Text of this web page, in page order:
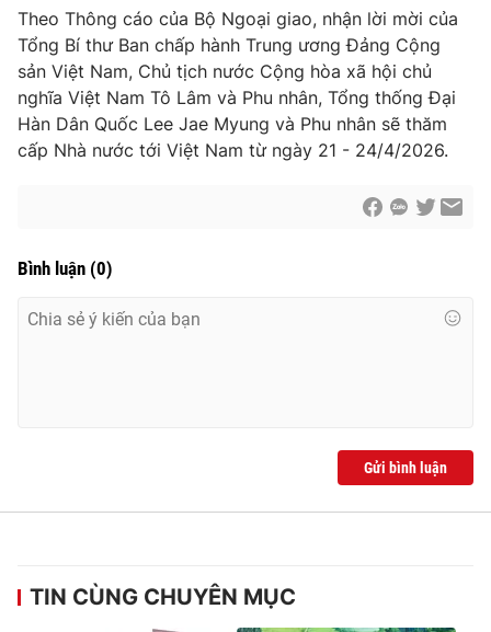
Học trực tuyến
Hitech Công nghệ tương lai
Sản phẩm
Thị trường
Giao lưu trực tuyến
Lịch phát sóng
Vươn mình bằng AI
Theo Thông cáo của Bộ Ngoại giao, nhận lời mời của
Tổng Bí thư Ban chấp hành Trung ương Đảng Cộng
sản Việt Nam, Chủ tịch nước Cộng hòa xã hội chủ
nghĩa Việt Nam Tô Lâm và Phu nhân, Tổng thống Đại
Hàn Dân Quốc Lee Jae Myung và Phu nhân sẽ thăm
cấp Nhà nước tới Việt Nam từ ngày 21 - 24/4/2026.
Bình luận (0)
Gửi bình luận
TIN CÙNG CHUYÊN MỤC